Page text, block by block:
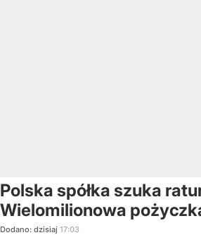
Polska spółka szuka
Wielomilionowa
Dodano: dzisiaj 17:03